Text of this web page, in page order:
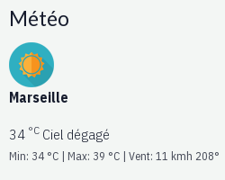
Météo
Marseille
34 °C Ciel dégagé
Min: 34 °C | Max: 39 °C | Vent: 11 kmh 208°